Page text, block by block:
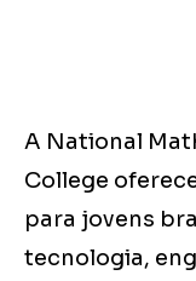
A National
College
para jovens
tecnologia,